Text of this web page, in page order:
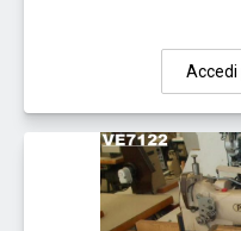
Accedi